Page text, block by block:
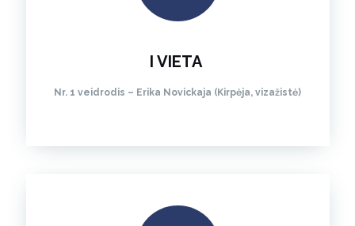
I VIETA
Nr. 1 veidrodis – Erika Novickaja (Kirpėja, vizažistė)